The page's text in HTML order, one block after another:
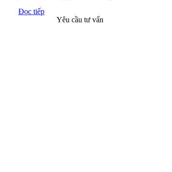
Đọc tiếp
Yêu cầu tư vấn